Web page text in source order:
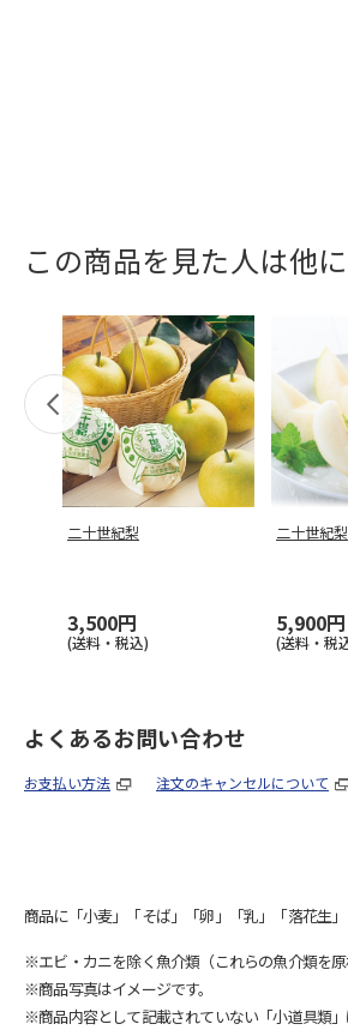
この商品を見た人は他
二十世紀梨
3,500円
(送料・税込)
二十世紀梨
5,900円
(送料・税
よくあるお問い合わせ
お支払い方法 注文のキャンセルについて
商品に「小麦」「そば」「卵」「乳」「落花生
※エビ・カニを除く魚介類（これらの魚介類を
※商品写真はイメージです。
※商品内容として記載されていない「小道具類